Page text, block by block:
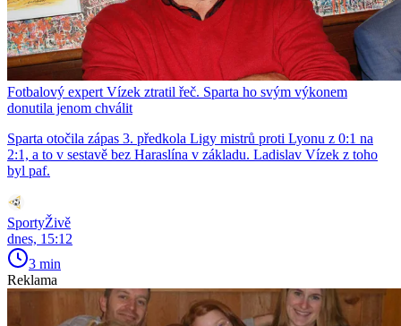
Fotbalový expert Vízek ztratil řeč. Sparta ho svým výkonem
donutila jenom chválit
Sparta otočila zápas 3. předkola Ligy mistrů proti Lyonu z 0:1 na
2:1, a to v sestavě bez Haraslína v základu. Ladislav Vízek z toho
byl paf.
SportyŽivě
dnes, 15:12
3 min
Reklama